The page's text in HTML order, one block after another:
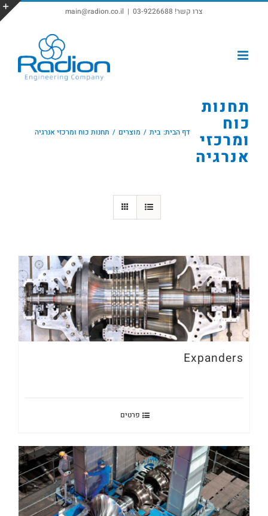
צרו קשר! 03-9226688 |
main@radion.co.il
תחנות
כוח
ומרכזי
אנרגיה
דף הבית: בית מוצרים תחנות כוח ומרכזי אנרגיה
Expanders
פרטים